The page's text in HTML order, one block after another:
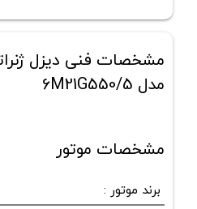
مدل 6M21G550/5
مشخصات موتور
برند موتور :